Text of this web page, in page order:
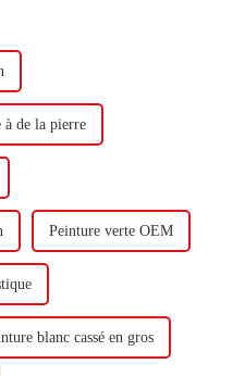
à de la pierre
Peinture verte OEM
blanc cassé en gros